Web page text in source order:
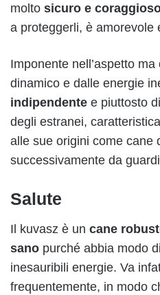
molto sicuro e
a proteggerli, è amorevole
Imponente nell’aspetto
dinamico e dalle energie
indipendente e piuttosto
degli estranei,
alle sue origini come cane
successivamente da
Salute
Il kuvasz è un cane
sano purché abbia modo
inesauribili energie. Va
frequentemente, in modo